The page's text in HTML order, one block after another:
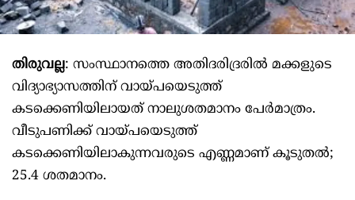
തിരുവല്ല: സംസ്ഥാനത്തെ അതിദരിദ്രരില്‍ മക്കളുടെ
വിദ്യാഭ്യാസത്തിന് വായ്പയെടുത്ത്
കടക്കെണിയിലായത് നാലുശതമാനം പേർമാത്രം.
വീടുപണിക്ക് വായ്പയെടുത്ത്
കടക്കെണിയിലാകുന്നവരുടെ എണ്ണമാണ് കൂടുതല്‍;
25.4 ശതമാനം.